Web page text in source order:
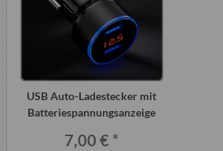
USB Auto-Ladestecker mit
Batteriespannungsanzeige
7,00 € *